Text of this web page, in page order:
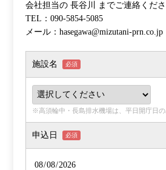
会社担当の 長谷川 までご連絡くださ
TEL：090-5854-5085
メール：hasegawa@mizutani-prn.co.jp
施設名 必須
※高須輪中・長島排水機場は、平日開庁日の
申込日 必須